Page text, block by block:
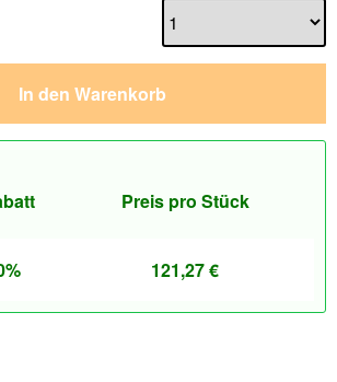
In den Warenkorb
Preis pro Stück
121,27€